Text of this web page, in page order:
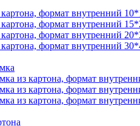
картона, формат внутренний
картона, формат внутренний
картона, формат внутренний
картона, формат внутренний
из картона, формат
из картона, формат
из картона, формат